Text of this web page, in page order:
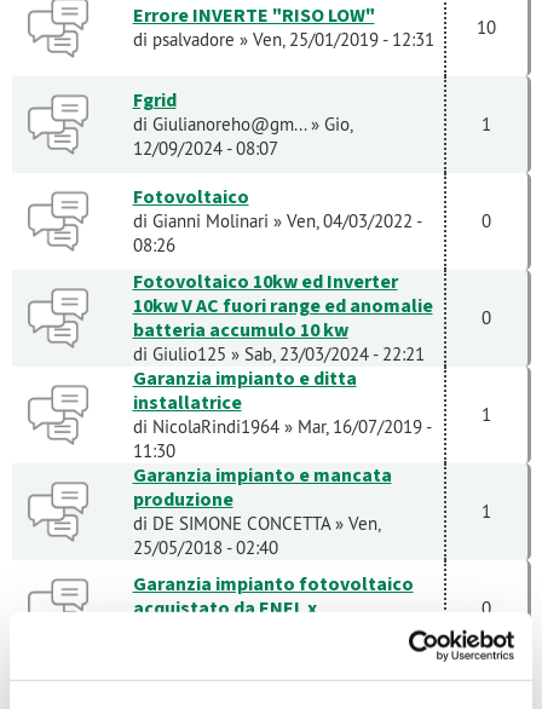
Errore INVERTE "RISO LOW"
di psalvadore » Ven, 25/01/2019 - 12:31
10
Fgrid
di Giulianoreho@gm...» Gio,
12/09/2024 - 08:07
1
Fotovoltaico
di Gianni Molinari » Ven, 04/03/2022 -
08:26
0
Fotovoltaico 10kw ed Inverter
10kw V AC fuori range ed anomalie
batteria accumulo 10 kw
di Giulio125 » Sab, 23/03/2024 - 22:21
0
Garanzia impianto e ditta
installatrice
di NicolaRindi1964» Mar, 16/07/2019 -
11:30
1
Garanzia impianto e mancata
produzione
di DE SIMONE CONCETTA» Ven,
25/05/2018 - 02:40
1
Garanzia impianto fotovoltaico
acquistato da ENEL x
0